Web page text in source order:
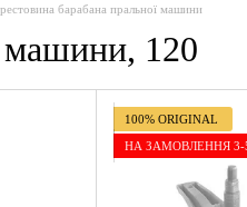
барабана пральної машини
машини, 120
100% ORIGINAL
НА ЗАМОВЛЕННЯ 3-